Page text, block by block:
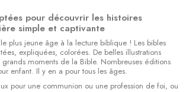
pour découvrir les histoires
simple et captivante
plus jeune âge à la lecture biblique ! Les bibles
expliquées, colorées. De belles illustrations
moments de la Bible. Nombreuses éditions
enfant. Il y en a pour tous les âges.
pour une communion ou une profession de foi, ou